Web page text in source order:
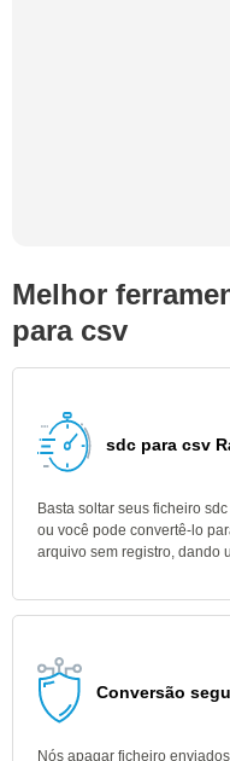
Melhor
para csv
sdc para csv
Basta soltar seus ficheiro
ou você pode convertê-lo
arquivo sem registro, dando
Conversão
Nós apagar ficheiro